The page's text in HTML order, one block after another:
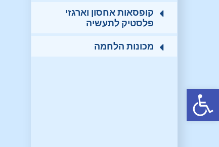
קופסאות אחסון וארגזי
פלסטיק לתעשיה
מכונות הלחמה
פתח סרגל נגישות